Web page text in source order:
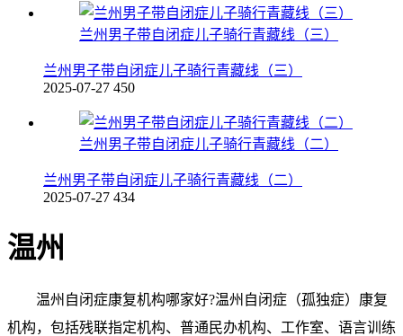
兰州男子带自闭症儿子骑行青藏线（三）
兰州男子带自闭症儿子骑行青藏线（三）
2025-07-27 450
兰州男子带自闭症儿子骑行青藏线（二）
兰州男子带自闭症儿子骑行青藏线（二）
2025-07-27 434
温州
温州自闭症康复机构哪家好?温州自闭症（孤独症）康复
机构，包括残联指定机构、普通民办机构、工作室、语言训练